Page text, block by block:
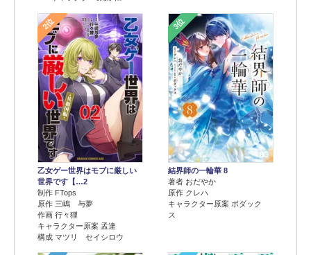
2位
乙女ゲー世界はモブに厳しい
世界です【…2
制作 FTops
原作 三嶋 与夢
作画 行々狸
キャラクター原案 孟達
構成 マツリ セイシロウ
3位
結界師の一輪華 8
著者 おだやか
原作 クレハ
キャラクター原案 ボダック
ス